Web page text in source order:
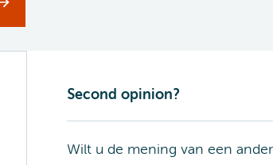
Second opinion?
Wilt u de mening van een